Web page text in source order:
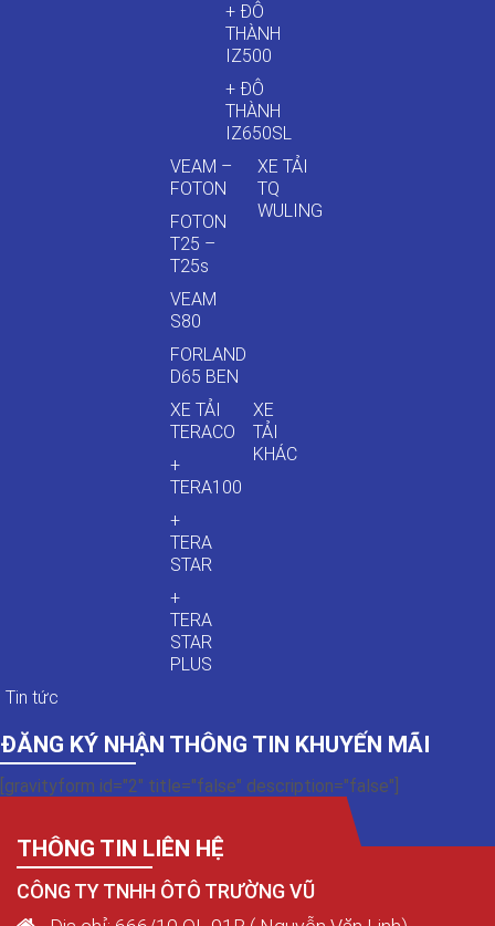
+ ĐÔ
THÀNH
IZ500
+ ĐÔ
THÀNH
IZ650SL
VEAM –
FOTON
FOTON
T25 –
T25s
VEAM
S80
FORLAND
D65 BEN
XE TẢI
TQ
WULING
XE TẢI
TERACO
+
TERA100
+
TERA
STAR
+
TERA
STAR
PLUS
XE
TẢI
KHÁC
Tin tức
ĐĂNG KÝ NHẬN THÔNG TIN KHUYẾN MÃI
[gravityform id="2" title="false" description="false"]
THÔNG TIN LIÊN HỆ
CÔNG TY TNHH ÔTÔ TRƯỜNG VŨ